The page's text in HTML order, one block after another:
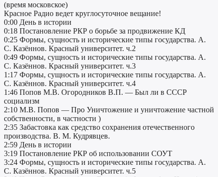
(время московское)
Красное Радио ведет круглосуточное вещание!
0:00 День в истории
0:18 Постановление РКР о борьбе за продвижение КД
0:25 Формы, сущность и исторические типы государства. А.
С. Казённов. Красный университет. ч.2
0:49 Формы, сущность и исторические типы государства. А.
С. Казённов. Красный университет. ч.3
1:17 Формы, сущность и исторические типы государства. А.
С. Казённов. Красный университет. ч.4
1:46 Попов М.В. Огородников В.П. — Был ли в СССР
социализм
2:10 М.В. Попов — Про Уничтожение и уничтожение частной
собственности, в частности )
2:35 Забастовка как средство сохранения отечественного
производства. В. М. Кудрявцев.
2:59 День в истории
3:19 Постановление РКР об использовании СОУТ
3:24 Формы, сущность и исторические типы государства. А.
С. Казённов. Красный университет. ч.5